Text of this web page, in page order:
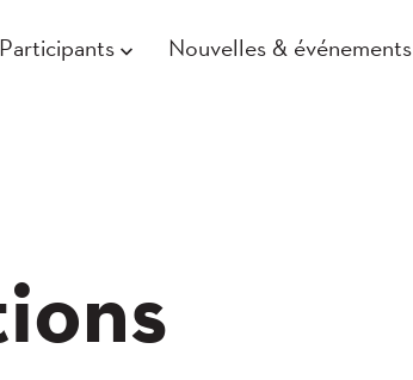
Participants Nouvelles & événements